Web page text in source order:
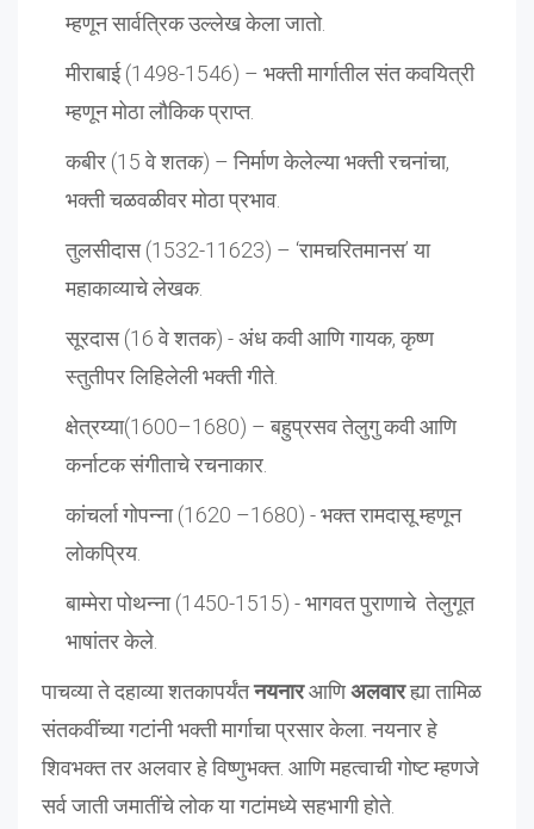
म्हणून सार्वत्रिक उल्लेख केला जातो.
मीराबाई (1498-1546) – भक्ती मार्गातील संत कवयित्री
म्हणून मोठा लौकिक प्राप्त.
कबीर (15 वे शतक) – निर्माण केलेल्या भक्ती रचनांचा,
भक्ती चळवळीवर मोठा प्रभाव.
तुलसीदास (1532-11623) – ‘रामचरितमानस’ या
महाकाव्याचे लेखक.
सूरदास (16 वे शतक) - अंध कवी आणि गायक, कृष्ण
स्तुतीपर लिहिलेली भक्ती गीते.
क्षेत्रय्या(1600–1680) – बहुप्रसव तेलुगु कवी आणि
कर्नाटक संगीताचे रचनाकार.
कांचर्ला गोपन्ना (1620 –1680) - भक्त रामदासू म्हणून
लोकप्रिय.
बाम्मेरा पोथन्ना (1450-1515) - भागवत पुराणाचे तेलुगूत
भाषांतर केले.
पाचव्या ते दहाव्या शतकापर्यंतनयनारआणिअलवारह्या तामिळ
संतकवींच्या गटांनी भक्ती मार्गाचा प्रसार केला. नयनार हे
शिवभक्त तर अलवार हे विष्णुभक्त. आणि महत्वाची गोष्ट म्हणजे
सर्व जाती जमातींचे लोक या गटांमध्ये सहभागी होते.